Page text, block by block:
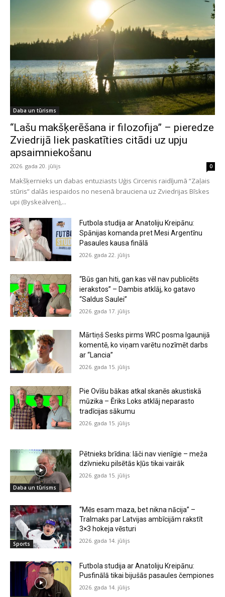
Daba un tūrisms
“Lašu makšķerēšana ir filozofija” – pieredze
Zviedrijā liek paskatīties citādi uz upju
apsaimniekošanu
2026. gada 20. jūlijs 0
Makšķernieks un dabas entuziasts Uģis Circenis raidījumā “Zaļais
stūris” dalās iespaidos no nesenā brauciena uz Zviedrijas Bīskes
upi (Byskeälven),...
Futbola studija ar Anatoliju Kreipānu:
Spānijas komanda pret Mesi Argentīnu
Pasaules kausa finālā
2026. gada 22. jūlijs
“Būs gan hiti, gan kas vēl nav publicēts
ierakstos” – Dambis atklāj, ko gatavo
“Saldus Saulei”
2026. gada 17. jūlijs
Mārtiņš Sesks pirms WRC posma Igaunijā
komentē, ko viņam varētu nozīmēt darbs
ar “Lancia”
2026. gada 15. jūlijs
Pie Ovīšu bākas atkal skanēs akustiskā
mūzika – Ēriks Loks atklāj neparasto
tradīcijas sākumu
2026. gada 15. jūlijs
Daba un tūrisms
Pētnieks brīdina: lāči nav vienīgie – meža
dzīvnieku pilsētās kļūs tikai vairāk
2026. gada 15. jūlijs
Sports
“Mēs esam maza, bet nikna nācija” –
Tralmaks par Latvijas ambīcijām rakstīt
3×3 hokeja vēsturi
2026. gada 14. jūlijs
Futbola studija ar Anatoliju Kreipānu:
Pusfinālā tikai bijušās pasaules čempiones
2026. gada 14. jūlijs